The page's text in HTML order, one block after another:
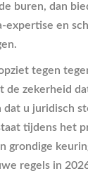
buren, dan
en
tegen
de zekerheid
u juridisch
tijdens het
grondige
regels in